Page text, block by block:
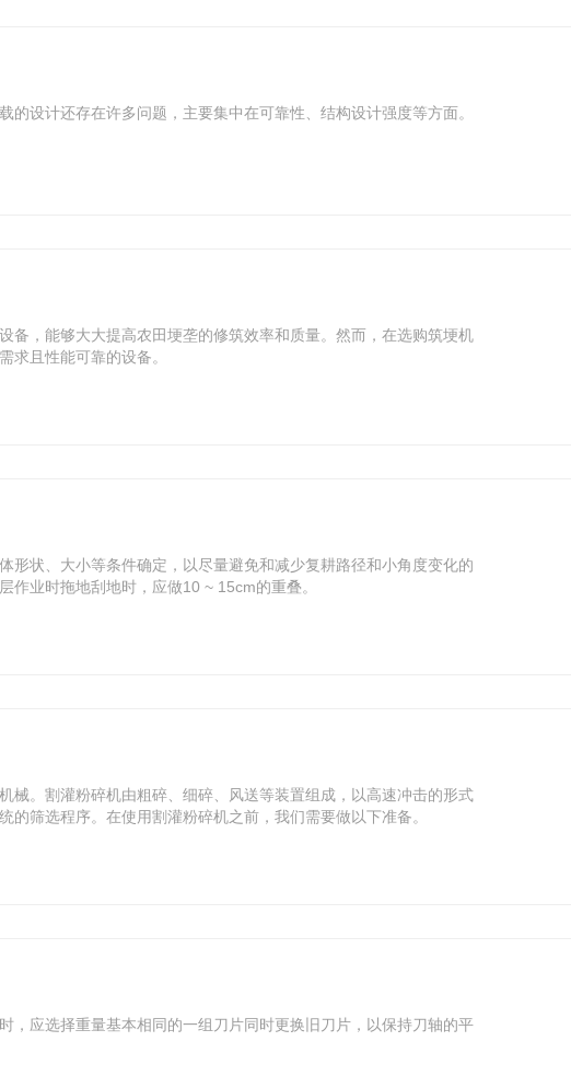
的设计还存在许多问题，主要集中在可靠性、结构设计强度等方面。
备，能够大大提高农田埂垄的修筑效率和质量。然而，在选购筑埂机
求且性能可靠的设备。
形状、大小等条件确定，以尽量避免和减少复耕路径和小角度变化的
作业时拖地刮地时，应做10 ~ 15cm的重叠。
械。割灌粉碎机由粗碎、细碎、风送等装置组成，以高速冲击的形式
筛选程序。在使用割灌粉碎机之前，我们需要做以下准备。
，应选择重量基本相同的一组刀片同时更换旧刀片，以保持刀轴的平